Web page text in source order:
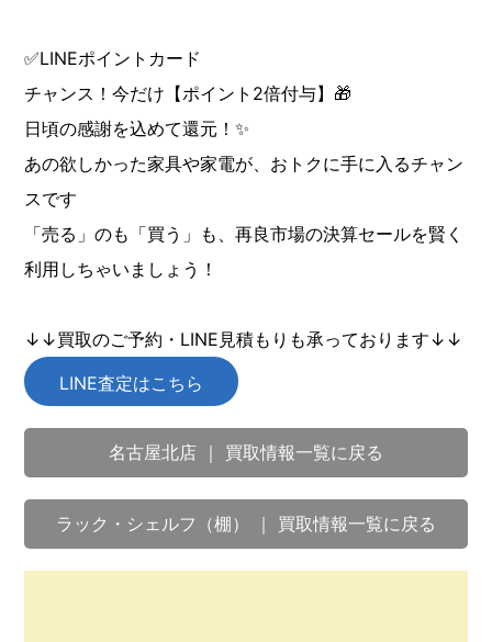
✅LINEポイントカード
チャンス！今だけ【ポイント2倍付与】🎁
日頃の感謝を込めて還元！✨
あの欲しかった家具や家電が、おトクに手に入るチャン
スです
「売る」のも「買う」も、再良市場の決算セールを賢く
利用しちゃいましょう！
↓↓買取のご予約・LINE見積もりも承っております↓↓
LINE査定はこちら
名古屋北店 ｜ 買取情報一覧に戻る
ラック・シェルフ（棚） ｜ 買取情報一覧に戻る